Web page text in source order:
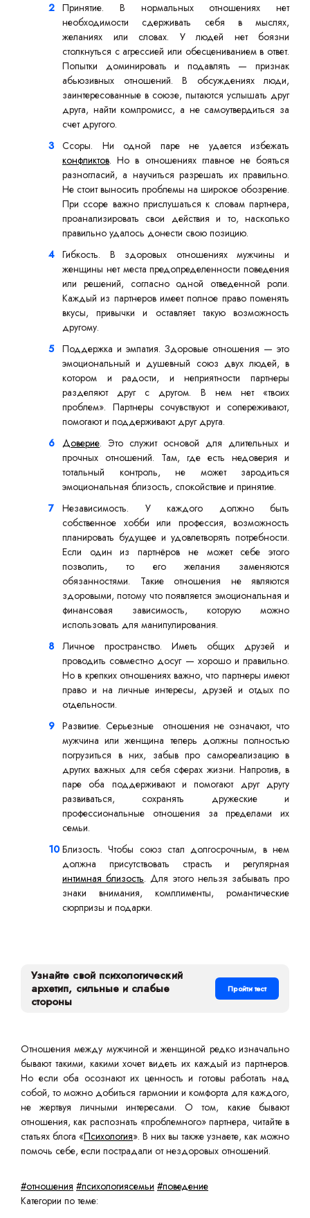
Принятие. В нормальных отношениях нет
необходимости сдерживать себя в мыслях,
желаниях или словах. У людей нет боязни
столкнуться с агрессией или обесцениванием в ответ.
Попытки доминировать и подавлять — признак
абьюзивных отношений. В обсуждениях люди,
заинтересованные в союзе, пытаются услышать друг
друга, найти компромисс, а не самоутвердиться за
счет другого.
Ссоры. Ни одной паре не удается избежать
конфликтов. Но в отношениях главное не бояться
разногласий, а научиться разрешать их правильно.
Не стоит выносить проблемы на широкое обозрение.
При ссоре важно прислушаться к словам партнера,
проанализировать свои действия и то, насколько
правильно удалось донести свою позицию.
Гибкость. В здоровых отношениях мужчины и
женщины нет места предопределенности поведения
или решений, согласно одной отведенной роли.
Каждый из партнеров имеет полное право поменять
вкусы, привычки и оставляет такую возможность
другому.
Поддержка и эмпатия. Здоровые отношения — это
эмоциональный и душевный союз двух людей, в
котором и радости, и неприятности партнеры
разделяют друг с другом. В нем нет «твоих
проблем». Партнеры сочувствуют и сопереживают,
помогают и поддерживают друг друга.
Доверие. Это служит основой для длительных и
прочных отношений. Там, где есть недоверия и
тотальный контроль, не может зародиться
эмоциональная близость, спокойствие и принятие.
Независимость. У каждого должно быть
собственное хобби или профессия, возможность
планировать будущее и удовлетворять потребности.
Если один из партнёров не может себе этого
позволить, то его желания заменяются
обязанностями. Такие отношения не являются
здоровыми, потому что появляется эмоциональная и
финансовая зависимость, которую можно
использовать для манипулирования.
Личное пространство. Иметь общих друзей и
проводить совместно досуг — хорошо и правильно.
Но в крепких отношениях важно, что партнеры имеют
право и на личные интересы, друзей и отдых по
отдельности.
Развитие. Серьезные отношения не означают, что
мужчина или женщина теперь должны полностью
погрузиться в них, забыв про самореализацию в
других важных для себя сферах жизни. Напротив, в
паре оба поддерживают и помогают друг другу
развиваться, сохранять дружеские и
профессиональные отношения за пределами их
семьи.
Близость. Чтобы союз стал долгосрочным, в нем
должна присутствовать страсть и регулярная
интимная близость. Для этого нельзя забывать про
знаки внимания, комплименты, романтические
сюрпризы и подарки.
Узнайте свой психологический
архетип, сильные и слабые
стороны
Пройти тест
Отношения между мужчиной и женщиной редко изначально
бывают такими, какими хочет видеть их каждый из партнеров.
Но если оба осознают их ценность и готовы работать над
собой, то можно добиться гармонии и комфорта для каждого,
не жертвуя личными интересами. О том, какие бывают
отношения, как распознать «проблемного» партнера, читайте в
статьях блога «Психология». В них вы также узнаете, как можно
помочь себе, если пострадали от нездоровых отношений.
#отношения #психологиясемьи #поведение
Категории по теме: